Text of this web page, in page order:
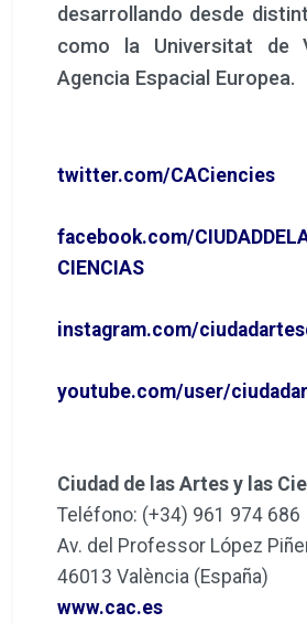
desarrollando desde
como la Universitat de
Agencia Espacial Europea.
twitter.com/CACiencies
facebook.com/
CIENCIAS
instagram.com/
youtube.com/user/
Ciudad de las Artes y las
Teléfono: (+34) 961 974 686
Av. del Professor López
46013 València (España)
www.cac.es